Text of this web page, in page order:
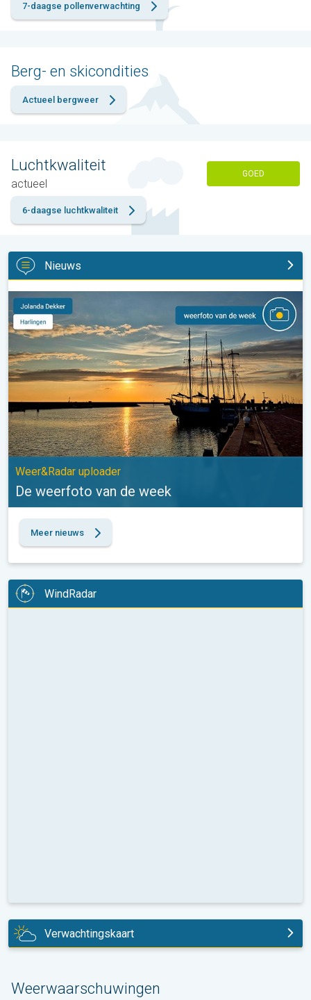
7-daagse pollenverwachting
Berg- en skicondities
Actueel bergweer
Luchtkwaliteit
actueel
GOED
6-daagse luchtkwaliteit
Nieuws
De weerfoto van de week. Weer&Radar uploader. . .
Weer&Radar uploader
De weerfoto van de week
Meer nieuws
WindRadar
Verwachtingskaart
Weerwaarschuwingen